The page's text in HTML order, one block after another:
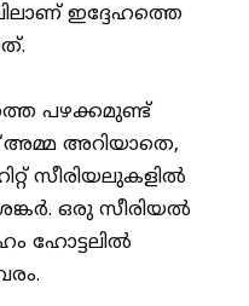
ഇദ്ദേഹത്തെ
പഴക്കമുണ്ട്
അറിയാതെ,
സീരിയലുകളിൽ
ഒരു സീരിയൽ
ഹോട്ടലിൽ